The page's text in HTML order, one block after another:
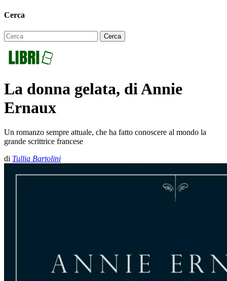
Cerca
La donna gelata, di Annie
Ernaux
Un romanzo sempre attuale, che ha fatto conoscere al mondo la
grande scrittrice francese
di Tullia Bartolini